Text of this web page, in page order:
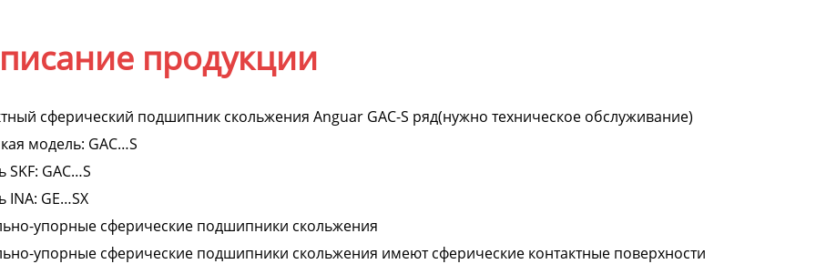
продукции
сферический подшипник скольжения Anguar GAC-S ряд(нужно техническое обслуживание)
модель: GAC…S
GAC…S
INA: GE…SX
упорные сферические подшипники скольжения
упорные сферические подшипники скольжения имеют сферические контактные поверхности